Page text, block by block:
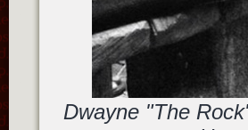
Dwayne "The